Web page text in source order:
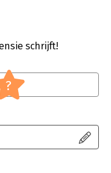
schrijft!
?